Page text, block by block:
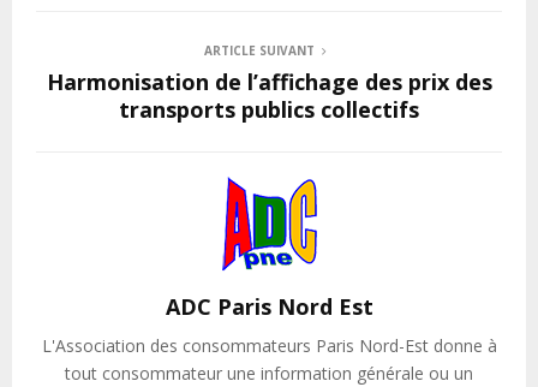
ARTICLE SUIVANT
Harmonisation de l’affichage des prix des
transports publics collectifs
ADC Paris Nord Est
L'Association des consommateurs Paris Nord-Est donne à
tout consommateur une information générale ou un